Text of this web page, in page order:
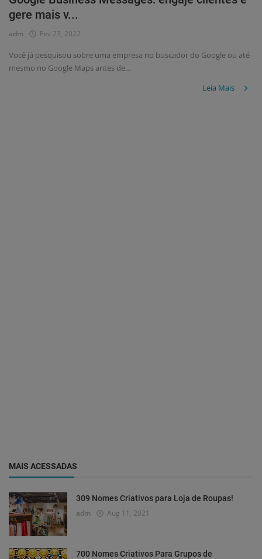
gere mais v...
adm Fev 23, 2022
Você já pesquisou sobre uma empresa no buscador do Google ou até
mesmo no Google Maps antes de…
Leia Mais
MAIS ACESSADAS
309 Nomes Criativos para Loja de Roupas!
adm Aug 11, 2021
700 Nomes Criativos Para Grupos de